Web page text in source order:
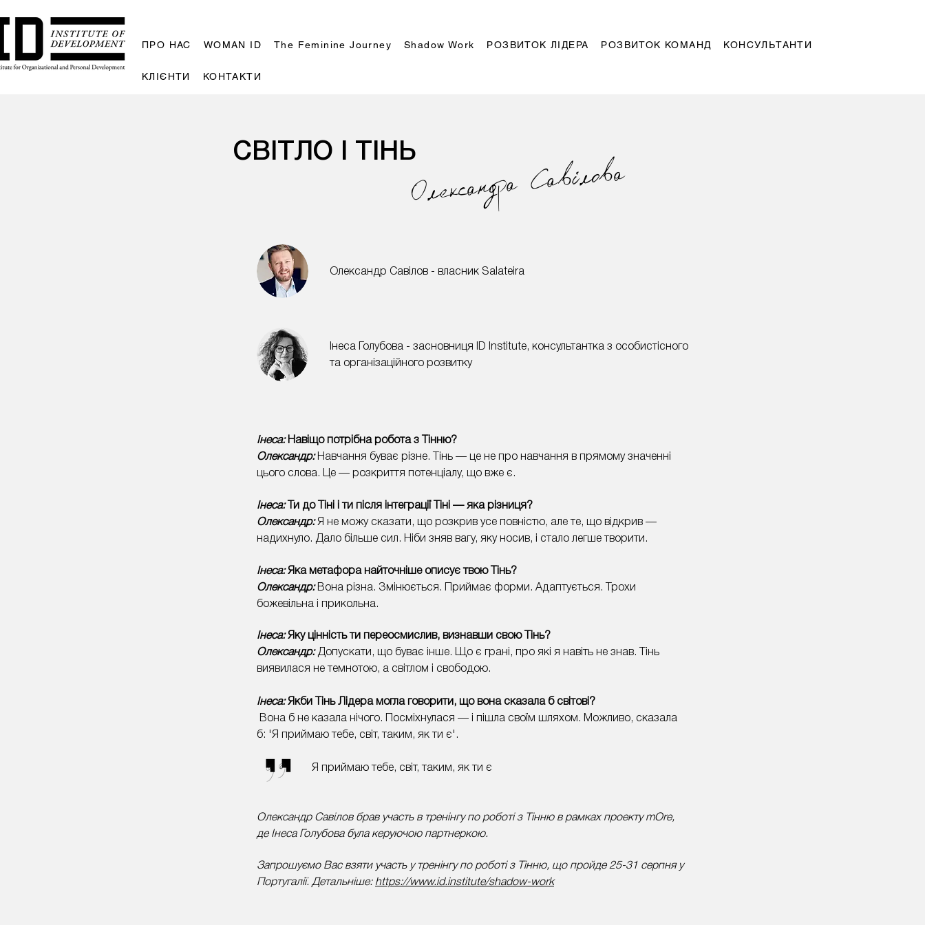
СВІТЛО І ТІНЬ
ОлександраСавiлова
Олександр Савілов - власник Salateira
Інеса Голубова - засновниця ID Institute, консультантка з особистісного
та організаційного розвитку
Інеса:Навіщо потрібна робота з Тінню?
Олександр: Навчання буває різне. Тінь — це не про навчання в прямому значенні
цього слова. Це — розкриття потенціалу, що вже є.
Інеса:
Ти до Тіні і ти після інтеграції Тіні — яка різниця?
Олександр:Я не можу сказати, що розкрив усе повністю, але те, що відкрив —
надихнуло. Дало більше сил. Ніби зняв вагу, яку носив, і стало легше творити.
Інеса:Яка метафора найточніше описує твою Тінь?
Олександр: Вона різна. Змінюється. Приймає форми. Адаптується. Трохи
божевільна і прикольна.
Інеса:Яку цінність ти переосмислив, визнавши свою Тінь?
Олександр: Допускати, що буває інше. Що є грані, про які я навіть не знав. Тінь
виявилася не темнотою, а світлом і свободою.
​Інеса: Якби Тінь Лідера могла говорити, що вона сказала б світові?
Вона б не казала нічого. Посміхнулася — і пішла своїм шляхом. Можливо, сказала
б: 'Я приймаю тебе, світ, таким, як ти є'.
Я приймаю тебе, світ, таким, як ти є
Олександр Савілов брав участь в тренінгу по роботі з Тінню в рамках проекту mOre,
де Інеса Голубова була керуючою партнеркою.
Запрошуємо Вас взяти участь у тренінгу по роботі з Тінню, що пройде 25-31 серпня у
Португалії. Детальніше: https://www.id.institute/shadow-work
ПРО НАС WOMAN ID The Feminine Journey Shadow Work РОЗВИТОК ЛІДЕРА РОЗВИТОК КОМАНД КОНСУЛЬТАНТИ
КЛІЄНТИ КОНТАКТИ